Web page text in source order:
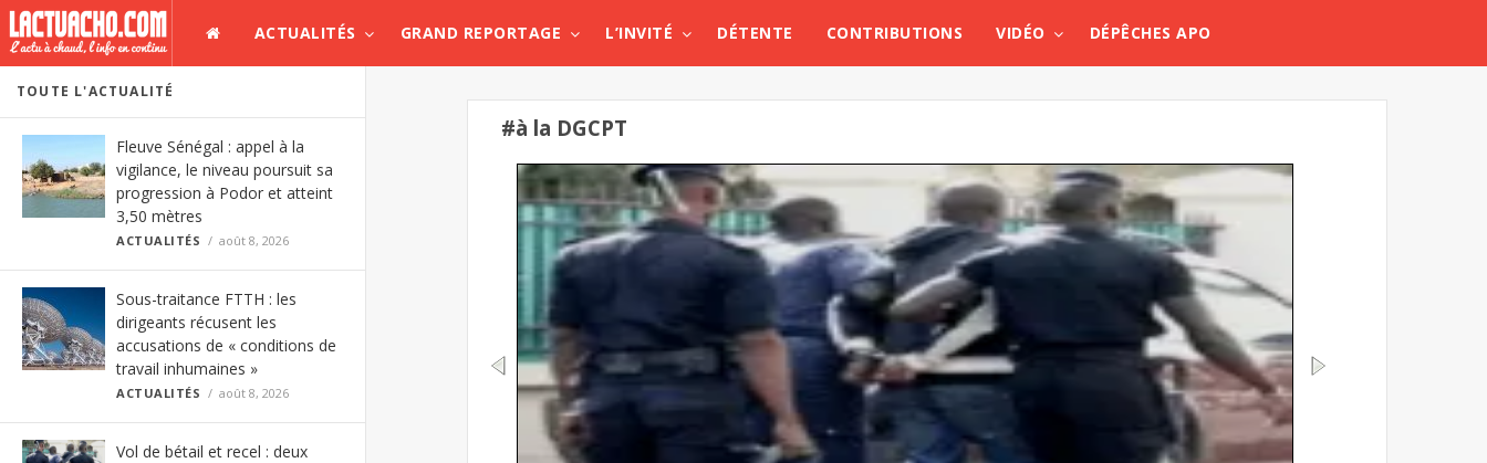
ACTUALITÉS GRAND REPORTAGE L’INVITÉ DÉTENTE CONTRIBUTIONS VIDÉO DÉPÊCHES APO
TOUTE L'ACTUALITÉ
Fleuve Sénégal : appel à la
vigilance, le niveau poursuit sa
progression à Podor et atteint
3,50 mètres
ACTUALITÉS août 8, 2026
Sous-traitance FTTH : les
dirigeants récusent les
accusations de « conditions de
travail inhumaines »
ACTUALITÉS août 8, 2026
Vol de bétail et recel : deux
#à la DGCPT